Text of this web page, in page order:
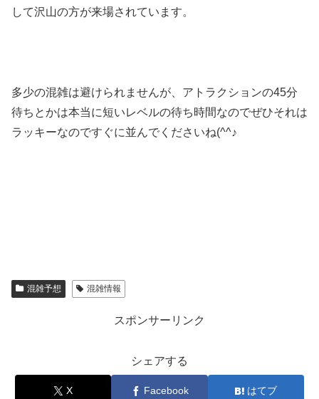
して沢山の方が来場されています。
多少の混雑は避けられませんが、アトラクションの45分
待ちとかは本当に短いレベルの待ち時間なのでぜひそれは
ラッキーなのですぐに並んでくださいね(^^♪
混雑予想 混雑情報
スポンサーリンク
シェアする
X Facebook はてブ